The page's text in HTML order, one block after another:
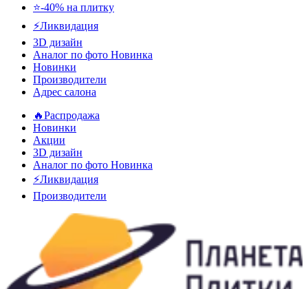
⭐-40% на плитку
⚡️Ликвидация
3D дизайн
Аналог по фото Новинка
Новинки
Производители
Адрес салона
🔥Распродажа
Новинки
Акции
3D дизайн
Аналог по фото Новинка
⚡Ликвидация
Производители